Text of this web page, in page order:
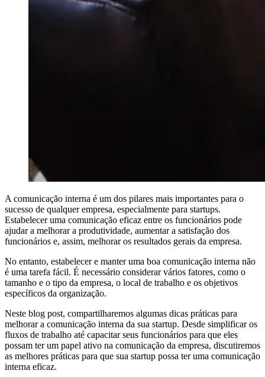
A comunicação interna é um dos pilares mais importantes para o
sucesso de qualquer empresa, especialmente para startups.
Estabelecer uma comunicação eficaz entre os funcionários pode
ajudar a melhorar a produtividade, aumentar a satisfação dos
funcionários e, assim, melhorar os resultados gerais da empresa.
No entanto, estabelecer e manter uma boa comunicação interna não
é uma tarefa fácil. É necessário considerar vários fatores, como o
tamanho e o tipo da empresa, o local de trabalho e os objetivos
específicos da organização.
Neste blog post, compartilharemos algumas dicas práticas para
melhorar a comunicação interna da sua startup. Desde simplificar os
fluxos de trabalho até capacitar seus funcionários para que eles
possam ter um papel ativo na comunicação da empresa, discutiremos
as melhores práticas para que sua startup possa ter uma comunicação
interna eficaz.